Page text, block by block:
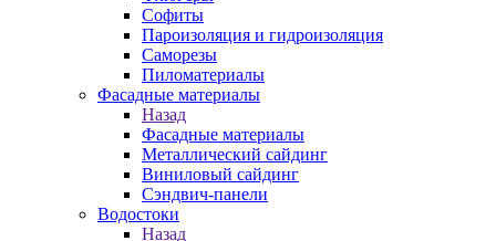
Софиты
Пароизоляция и гидроизоляция
Саморезы
Пиломатериалы
Фасадные материалы
Назад
Фасадные материалы
Металлический сайдинг
Виниловый сайдинг
Сэндвич-панели
Водостоки
Назад